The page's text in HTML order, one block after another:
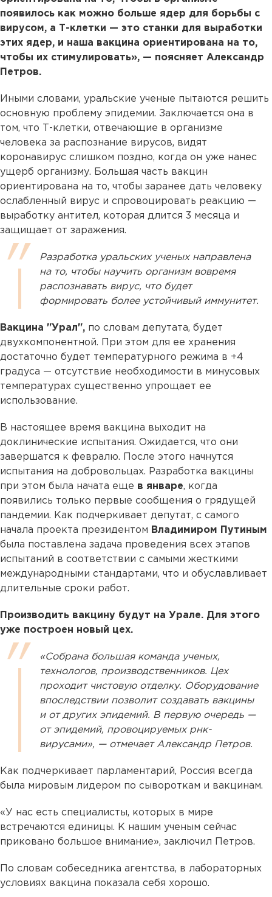
появилось как можно больше ядер для борьбы с
вирусом, а Т-клетки — это станки для выработки
этих ядер, и наша вакцина ориентирована на то,
чтобы их стимулировать», — поясняет Александр
Петров.
Иными словами, уральские ученые пытаются решить
основную проблему эпидемии. Заключается она в
том, что Т-клетки, отвечающие в организме
человека за распознание вирусов, видят
коронавирус слишком поздно, когда он уже нанес
ущерб организму. Большая часть вакцин
ориентирована на то, чтобы заранее дать человеку
ослабленный вирус и спровоцировать реакцию —
выработку антител, которая длится 3 месяца и
защищает от заражения.
Разработка уральских ученых направлена
на то, чтобы научить организм вовремя
распознавать вирус, что будет
формировать более устойчивый иммунитет.
Вакцина "Урал", по словам депутата, будет
двухкомпонентной. При этом для ее хранения
достаточно будет температурного режима в +4
градуса — отсутствие необходимости в минусовых
температурах существенно упрощает ее
использование.
В настоящее время вакцина выходит на
доклинические испытания. Ожидается, что они
завершатся к февралю. После этого начнутся
испытания на добровольцах. Разработка вакцины
при этом была начата еще в январе, когда
появились только первые сообщения о грядущей
пандемии. Как подчеркивает депутат, с самого
начала проекта президентом Владимиром Путиным
была поставлена задача проведения всех этапов
испытаний в соответствии с самыми жесткими
международными стандартами, что и обуславливает
длительные сроки работ.
Производить вакцину будут на Урале. Для этого
уже построен новый цех.
«Собрана большая команда ученых,
технологов, производственников. Цех
проходит чистовую отделку. Оборудование
впоследствии позволит создавать вакцины
и от других эпидемий. В первую очередь —
от эпидемий, провоцируемых рнк-
вирусами», — отмечает Александр Петров.
Как подчеркивает парламентарий, Россия всегда
была мировым лидером по сывороткам и вакцинам.
«У нас есть специалисты, которых в мире
встречаются единицы. К нашим ученым сейчас
приковано большое внимание», заключил Петров.
По словам собеседника агентства, в лабораторных
условиях вакцина показала себя хорошо.